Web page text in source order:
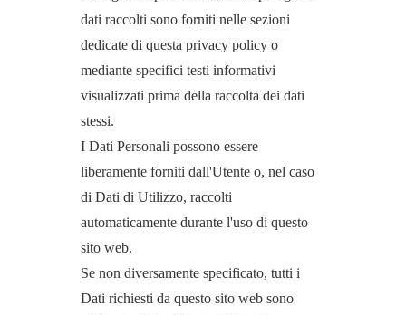
dati raccolti sono forniti nelle sezioni
dedicate di questa privacy policy o
mediante specifici testi informativi
visualizzati prima della raccolta dei dati
stessi.
I Dati Personali possono essere
liberamente forniti dall'Utente o, nel caso
di Dati di Utilizzo, raccolti
automaticamente durante l'uso di questo
sito web.
Se non diversamente specificato, tutti i
Dati richiesti da questo sito web sono